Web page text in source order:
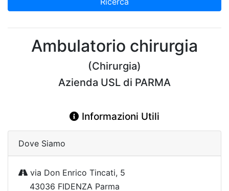
Ambulatorio chirurgia
(Chirurgia)
Azienda USL di PARMA
Informazioni Utili
Dove Siamo
via Don Enrico Tincati, 5
43036 FIDENZA Parma